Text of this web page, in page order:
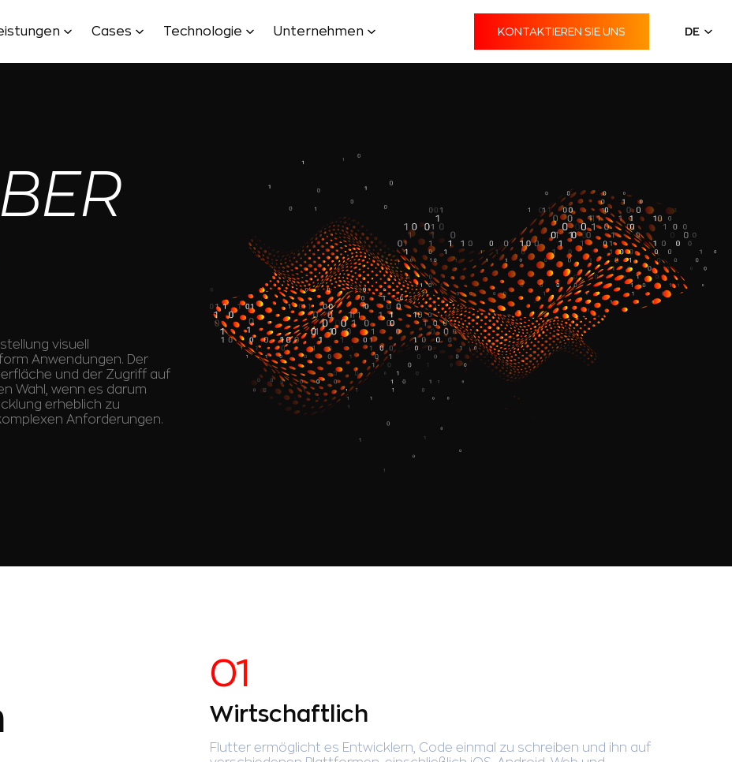
Cases Technologie Unternehmen KONTAKTIEREN SIE UNS DE
visuell
Anwendungen. Der
und der Zugriff auf
Wahl, wenn es darum
erheblich zu
Anforderungen.
Wirtschaftlich
Flutter ermöglicht es Entwicklern, Code einmal zu schreiben und ihn auf